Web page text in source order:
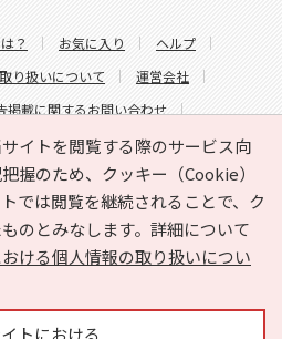
イトを閲覧する際のサービス向
握のため、クッキー（Cookie）
では閲覧を継続されることで、ク
のとみなします。詳細について
おける個人情報の取り扱いについ
トにおける
？ お気に入り
ヘルプ
り扱いについて
運営会社
掲載に関するお問い合わせ
に関するお問い合わせ
All Rights Reserved.